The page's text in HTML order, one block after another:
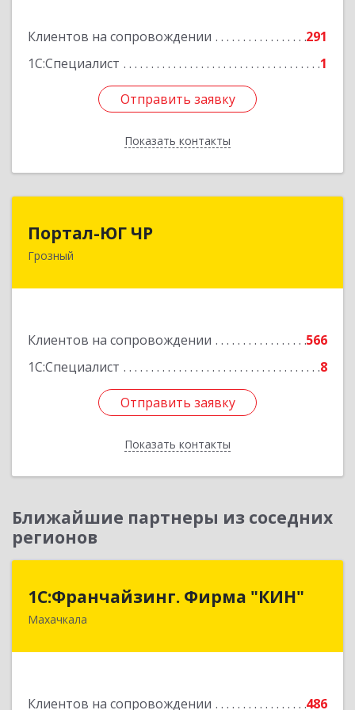
Клиентов на сопровождении
291
1С:Специалист
1
Отправить заявку
Показать контакты
Подробнее
Отправить заявку
Назад
Портал-ЮГ ЧР
Грозный
Клиентов на сопровождении
566
1С:Специалист
8
Отправить заявку
Показать контакты
364906, Чеченская Респ, Грозный г, Путина пр-
Отправить заявку
Назад
Ближайшие партнеры из соседних
регионов
1С:Франчайзинг. Фирма "КИН"
Махачкала
Клиентов на сопровождении 486
1С:Франчайзинг. Фирма "КИН"
367030, Дагестан Респ, Махачкала г, И.Казака